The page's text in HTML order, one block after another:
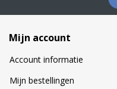
Mijn account
Account informatie
Mijn bestellingen